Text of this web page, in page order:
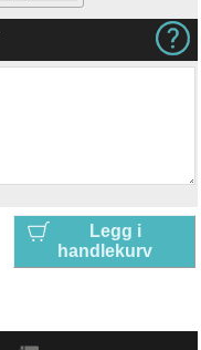
Legg i
handlekurv